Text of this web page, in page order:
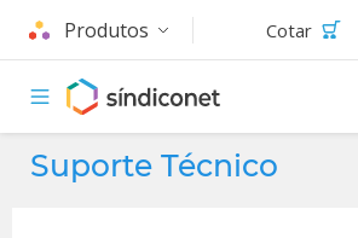
Produtos Cotar
Suporte Técnico